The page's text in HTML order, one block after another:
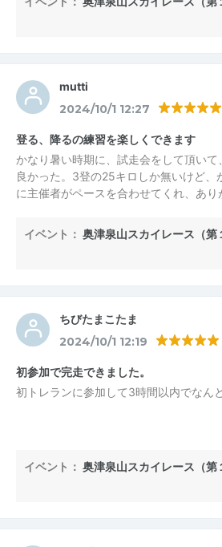
mutti
2024/10/1 12:27
登る、降るの練習を楽しくできます
かなり暑い時期に、試走会をして頂いて
良かった。3登の25キロしか無いけど、
に主催者がペースを合わせてくれ、あ
レース当日の天候は、晴れで気持ちの良
切れました。天候に左右される季節のレ
イベント： 奥津泉山スカイレース（第
ちびたまこたま
2024/10/1 12:19
初参加で完走できました。
初トレランに参加して3時間以内でなん
イベント： 奥津泉山スカイレース（第